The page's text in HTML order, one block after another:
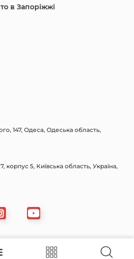
Land Rover
в Запоріжжі
147, Одеса, Одеська область,
5, Київська область, Україна,